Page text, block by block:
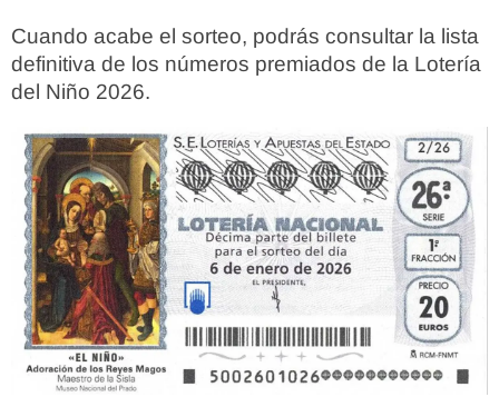
Cuando acabe el sorteo, podrás consultar la lista
definitiva de los números premiados de la Lotería
del Niño 2026.